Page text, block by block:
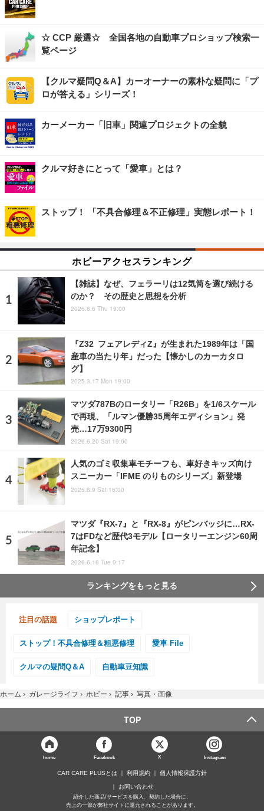
☆ CCP 厳選☆ 全国各地の自動車プロショップ検索一
覧ページ
【クルマ疑問Q＆A】カーオーナーの素朴な疑問に「プ
ロが答える」シリーズ！
カーメーカー「旧車」関連プロジェクトの全貌
クルマ好きにとって「愛車」とは？
ストップ！ 「不具合修理＆不正修理」実態レポート！
ホビーアクセスランキング
【雑誌】なぜ、フェラーリは12気筒を選び続ける
のか？ その歴史と思想を分析
2026.8.6 Thu 19:00
『Z32 フェアレディZ』が生まれた1989年は「国
産車の当たり年」だった【懐かしのカーカタロ
グ】
2025.3.17 Mon 19:00
マツダ787Bのロータリー「R26B」を1/6スケール
で再現、「ルマン優勝35周年エディション」発
売…17万9300円
2026.6.20 Sat 19:00
人気のゴミ収集車モチーフも、車好きキッズ向け
スニーカー「IFME のりものシリーズ」新登場
2025.8.9 Sat 16:00
マツダ『RX-7』と『RX-8』がピンバッジに…RX-
7はFDなど歴代3モデル【ロータリーエンジン60周
年記念】
2026.6.16 Tue 9:17
ランキングをもっと見る
注目の話題 ショップレポート
ストップ！不具合修理＆粗悪修理 愛車 File
クルマの疑問Q＆A 自動車豆知識
ホーム › ガレージライフ › ホビー › 記事 › 写真・画像
TOP
home Facebook X Instagram
CAR CARE PLUSとは 利用規約 個人情報保護方針
お問い合わせ
紹介した商品/サービスを購入、契約した場合に、
売上の一部が弊社サイトに還元されることがあります。